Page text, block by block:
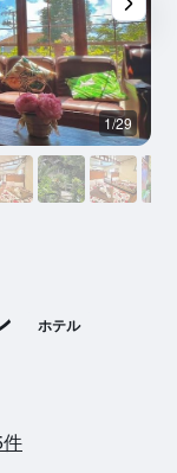
ホテル
1/29